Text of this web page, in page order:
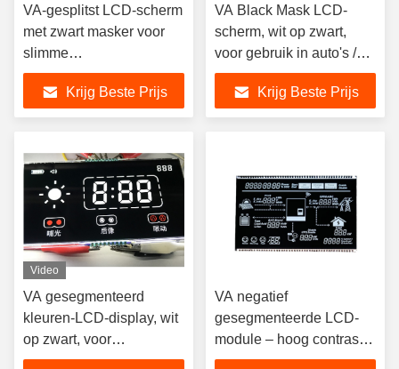
VA-gesplitst LCD-scherm
met zwart masker voor
slimme
temperatuurregeling
Krijg Beste Prijs
VA Black Mask LCD-
scherm, wit op zwart,
voor gebruik in auto's /
voertuigen
Krijg Beste Prijs
Video
VA gesegmenteerd
kleuren-LCD-display, wit
op zwart, voor
ooghulpapparaten
VA negatief
gesegmenteerde LCD-
module – hoog contrast,
3,3 V, pininterface